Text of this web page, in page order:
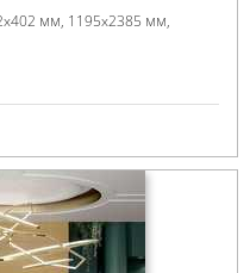
мм 1195x2385 мм